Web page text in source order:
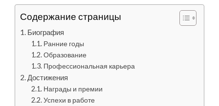
Содержание страницы
Биография
Ранние годы
Образование
Профессиональная карьера
Достижения
Награды и премии
Успехи в работе